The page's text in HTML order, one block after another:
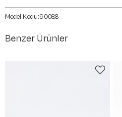
90088
Benzer Ürünler